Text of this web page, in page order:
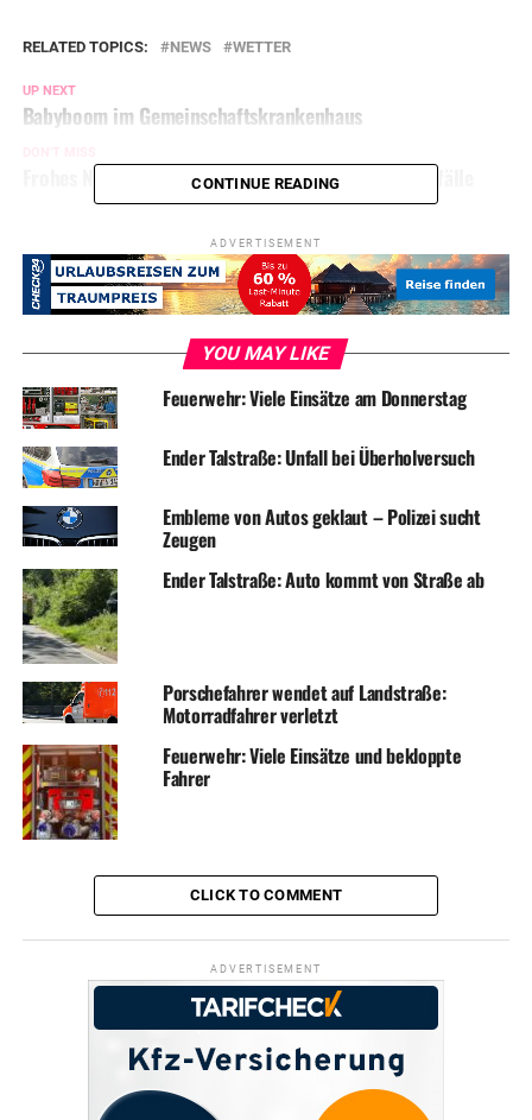
RELATED TOPICS: NEWS WETTER
UP NEXT
Babyboom im Gemeinschaftskrankenhaus
Frohes Neues! Silvesternacht ohne ernste Zwischenfälle
CONTINUE READING
ADVERTISEMENT
YOU MAY LIKE
Feuerwehr: Viele Einsätze am Donnerstag
Ender Talstraße: Unfall bei Überholversuch
Embleme von Autos geklaut – Polizei sucht
Zeugen
Ender Talstraße: Auto kommt von Straße ab
Porschefahrer wendet auf Landstraße:
Motorradfahrer verletzt
Feuerwehr: Viele Einsätze und bekloppte
Fahrer
CLICK TO COMMENT
ADVERTISEMENT